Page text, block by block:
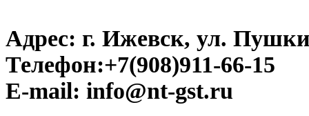
Адрес: г. Ижевск, ул.
Телефон:+7(908)911-66-15
E-mail: info@nt-gst.ru